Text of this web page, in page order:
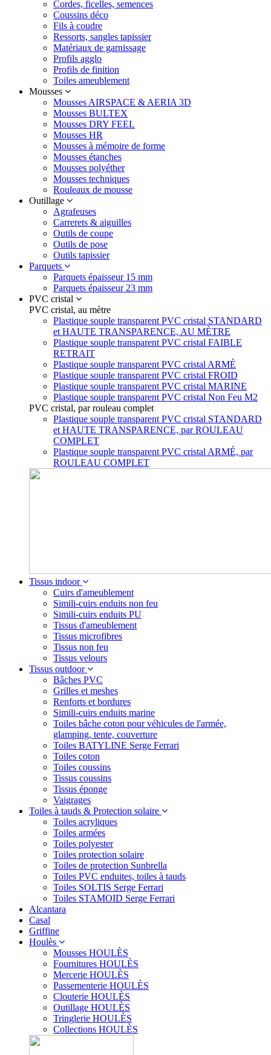
Cordes, ficelles, semences
Coussins déco
Fils à coudre
Ressorts, sangles tapissier
Matériaux de garnissage
Profils agglo
Profils de finition
Toiles ameublement
Mousses
Mousses AIRSPACE & AERIA 3D
Mousses BULTEX
Mousses DRY FEEL
Mousses HR
Mousses à mémoire de forme
Mousses étanches
Mousses polyéther
Mousses techniques
Rouleaux de mousse
Outillage
Agrafeuses
Carrerets & aiguilles
Outils de coupe
Outils de pose
Outils tapissier
Parquets
Parquets épaisseur 15 mm
Parquets épaisseur 23 mm
PVC cristal
PVC cristal, au mètre
Plastique souple transparent PVC cristal STANDARD
et HAUTE TRANSPARENCE, AU MÈTRE
Plastique souple transparent PVC cristal FAIBLE
RETRAIT
Plastique souple transparent PVC cristal ARMÉ
Plastique souple transparent PVC cristal FROID
Plastique souple transparent PVC cristal MARINE
Plastique souple transparent PVC cristal Non Feu M2
PVC cristal, par rouleau complet
Plastique souple transparent PVC cristal STANDARD
et HAUTE TRANSPARENCE, par ROULEAU
COMPLET
Plastique souple transparent PVC cristal ARMÉ, par
ROULEAU COMPLET
Tissus indoor
Cuirs d'ameublement
Simili-cuirs enduits non feu
Simili-cuirs enduits PU
Tissus d'ameublement
Tissus microfibres
Tissus non feu
Tissus velours
Tissus outdoor
Bâches PVC
Grilles et meshes
Renforts et bordures
Simili-cuirs enduits marine
Toiles bâche coton pour véhicules de l'armée,
glamping, tente, couverture
Toiles BATYLINE Serge Ferrari
Toiles coton
Toiles coussins
Tissus coussins
Tissus éponge
Vaigrages
Toiles à tauds & Protection solaire
Toiles acryliques
Toiles armées
Toiles polyester
Toiles protection solaire
Toiles de protection Sunbrella
Toiles PVC enduites, toiles à tauds
Toiles SOLTIS Serge Ferrari
Toiles STAMOID Serge Ferrari
Alcantara
Casal
Griffine
Houlès
Mousses HOULÈS
Fournitures HOULÈS
Mercerie HOULÈS
Passementerie HOULÈS
Clouterie HOULÈS
Outillage HOULÈS
Tringlerie HOULÈS
Collections HOULÈS